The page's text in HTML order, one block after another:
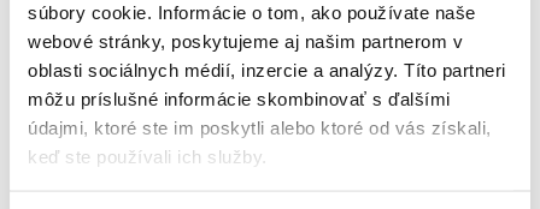
súbory cookie. Informácie o tom, ako používate naše
webové stránky, poskytujeme aj našim partnerom v
oblasti sociálnych médií, inzercie a analýzy. Títo partneri
môžu príslušné informácie skombinovať s ďalšími
údajmi, ktoré ste im poskytli alebo ktoré od vás získali,
keď ste používali ich služby.
Táto sada dvoch misiek z nerezovej ocele na robustnom, výškovo
nastaviteľnom kovovom stojane je perfektným riešením pre stredné a
veľké psy. Nastavenie umožňuje prispôsobiť výšku kŕmenia výške vášho
maznáčika, čím sa znižuje záťaž kĺbov a chrbtice a podporuje sa zdravé
trávenie. Je to tiež skvelá voľba pre starších alebo slabých psov, ktorí sa
ťažko ohýbajú.